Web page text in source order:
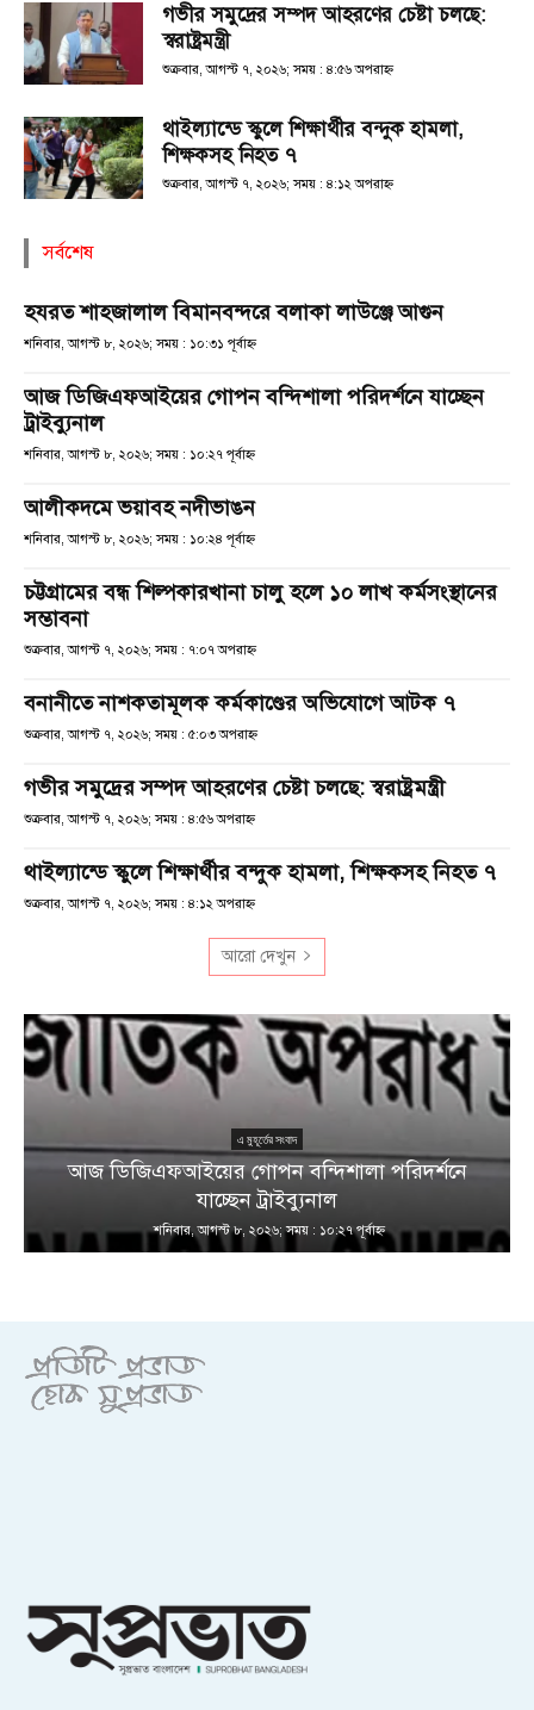
গভীর সমুদ্রের সম্পদ আহরণের চেষ্টা চলছে:
স্বরাষ্ট্রমন্ত্রী
শুক্রবার, আগস্ট ৭, ২০২৬; সময় : ৪:৫৬ অপরাহ্ণ
থাইল্যান্ডে স্কুলে শিক্ষার্থীর বন্দুক হামলা,
শিক্ষকসহ নিহত ৭
শুক্রবার, আগস্ট ৭, ২০২৬; সময় : ৪:১২ অপরাহ্ণ
সর্বশেষ
হযরত শাহজালাল বিমানবন্দরে বলাকা লাউঞ্জে আগুন
শনিবার, আগস্ট ৮, ২০২৬; সময় : ১০:৩১ পূর্বাহ্ণ
আজ ডিজিএফআইয়ের গোপন বন্দিশালা পরিদর্শনে যাচ্ছেন
ট্রাইব্যুনাল
শনিবার, আগস্ট ৮, ২০২৬; সময় : ১০:২৭ পূর্বাহ্ণ
আলীকদমে ভয়াবহ নদীভাঙন
শনিবার, আগস্ট ৮, ২০২৬; সময় : ১০:২৪ পূর্বাহ্ণ
চট্টগ্রামের বন্ধ শিল্পকারখানা চালু হলে ১০ লাখ কর্মসংস্থানের
সম্ভাবনা
শুক্রবার, আগস্ট ৭, ২০২৬; সময় : ৭:০৭ অপরাহ্ণ
বনানীতে নাশকতামূলক কর্মকাণ্ডের অভিযোগে আটক ৭
শুক্রবার, আগস্ট ৭, ২০২৬; সময় : ৫:০৩ অপরাহ্ণ
গভীর সমুদ্রের সম্পদ আহরণের চেষ্টা চলছে: স্বরাষ্ট্রমন্ত্রী
শুক্রবার, আগস্ট ৭, ২০২৬; সময় : ৪:৫৬ অপরাহ্ণ
থাইল্যান্ডে স্কুলে শিক্ষার্থীর বন্দুক হামলা, শিক্ষকসহ নিহত ৭
শুক্রবার, আগস্ট ৭, ২০২৬; সময় : ৪:১২ অপরাহ্ণ
আরো দেখুন
এ মুহূর্তের সংবাদ
আজ ডিজিএফআইয়ের গোপন বন্দিশালা পরিদর্শনে
যাচ্ছেন ট্রাইব্যুনাল
শনিবার, আগস্ট ৮, ২০২৬; সময় : ১০:২৭ পূর্বাহ্ণ